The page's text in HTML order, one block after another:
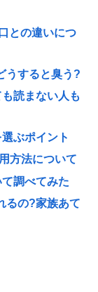
との違いにつ
うすると臭う?
読まない人も
ぶポイント
方法について
調べてみた
るの?家族あて